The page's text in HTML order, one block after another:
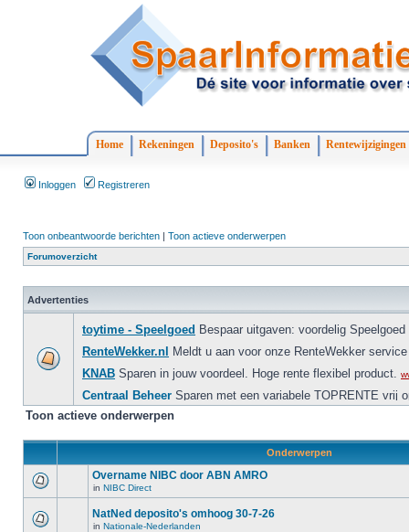
Home Rekeningen Deposito's Banken Rentewijzigingen
Inloggen Registreren
Toon onbeantwoorde berichten | Toon actieve onderwerpen
Forumoverzicht
Advertenties
Toon actieve onderwerpen
Onderwerpen
Overname NIBC door ABN AMRO
in NIBC Direct
NatNed deposito's omhoog 30-7-26
in Nationale-Nederlanden